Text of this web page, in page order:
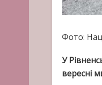
Фото:
У
вересні